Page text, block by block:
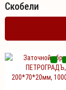
Скобели